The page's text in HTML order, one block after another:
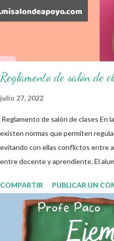
resultados del examen trimestral
damos las gracias para seguir
educativo y gracias por su
Reglamento de salón de
julio 27, 2022
Reglamento de salón de clases En
existen normas que permiten
evitando con ellas conflictos entre
entre docente y aprendiente. El
entiende las consecuencias de sus
fundamental de las normas de
formar aprendientes que desde
practiquen las grandes
COMPARTIR PUBLICAR UN